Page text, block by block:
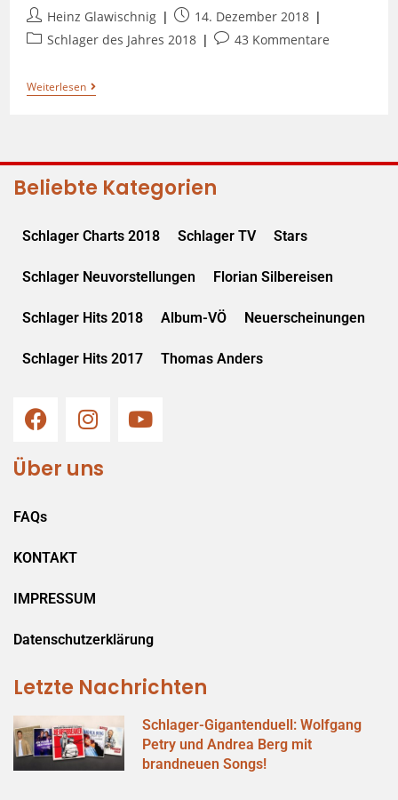
Heinz Glawischnig
14. Dezember 2018
Schlager des Jahres 2018
43 Kommentare
Weiterlesen
Beliebte Kategorien
Schlager Charts 2018 Schlager TV Stars
Schlager Neuvorstellungen Florian Silbereisen
Schlager Hits 2018 Album-VÖ Neuerscheinungen
Schlager Hits 2017 Thomas Anders
Über uns
FAQs
KONTAKT
IMPRESSUM
Datenschutzerklärung
Letzte Nachrichten
Schlager-Gigantenduell: Wolfgang
Petry und Andrea Berg mit
brandneuen Songs!